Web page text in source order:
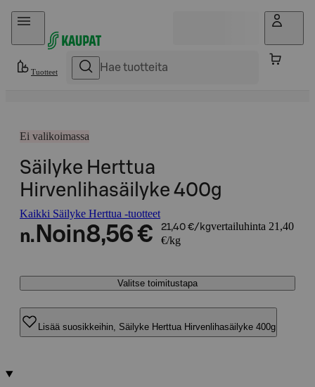
Hyppää sisältöön
Tuotteet
Ei valikoimassa
Säilyke Herttua
Hirvenlihasäilyke 400g
Kaikki Säilyke Herttua -tuotteet
n. Noin8,56 € 21,40 €/kgvertailuhinta 21,40
€/kg
Valitse toimitustapa
Lisää suosikkeihin, Säilyke Herttua Hirvenlihasäilyke 400g